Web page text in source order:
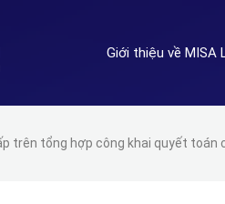
Giới thiệu về MISA
trên tổng hợp công khai quyết toán